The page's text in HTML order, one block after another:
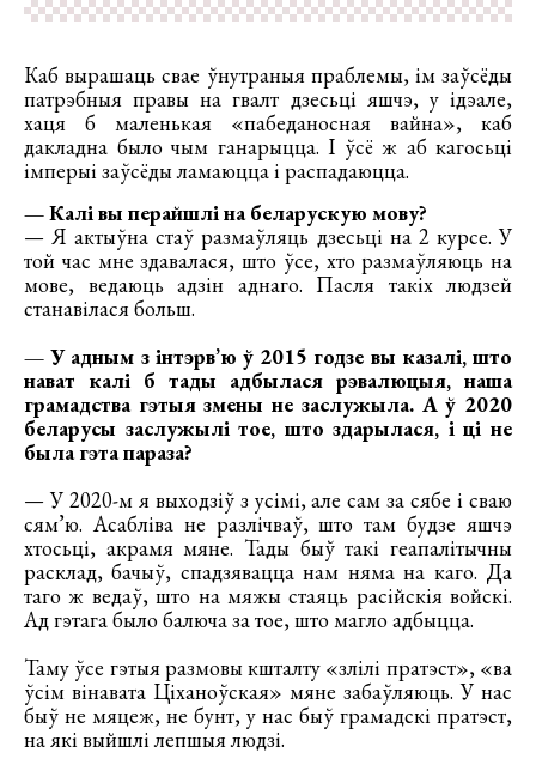
Каб вырашаць свае ўнутраныя праблемы, ім заўсёды
патрэбныя правы на гвалт дзесьці яшчэ, у ідэале,
хаця б маленькая «пабеданосная вайна», каб
дакладна было чым ганарыцца. І ўсё ж аб кагосьці
імперыі заўсёды ламаюцца і распадаюцца.
— Калі вы перайшлі на беларускую мову?
— Я актыўна стаў размаўляць дзесьці на 2 курсе. У
той час мне здавалася, што ўсе, хто размаўляюць на
мове, ведаюць адзін аднаго. Пасля такіх людзей
станавілася больш.
— У адным з інтэрв’ю ў 2015 годзе вы казалі, што
нават калі б тады адбылася рэвалюцыя, наша
грамадства гэтыя змены не заслужыла. А ў 2020
беларусы заслужылі тое, што здарылася, і ці не
была гэта параза?
— У 2020-м я выходзіў з усімі, але сам за сябе і сваю
сям’ю. Асабліва не разлічваў, што там будзе яшчэ
хтосьці, акрамя мяне. Тады быў такі геапалітычны
расклад, бачыў, спадзявацца нам няма на каго. Да
таго ж ведаў, што на мяжы стаяць расійскія войскі.
Ад гэтага было балюча за тое, што магло адбыцца.
Таму ўсе гэтыя размовы кшталту «злілі пратэст», «ва
ўсім вінавата Ціханоўская» мяне забаўляюць. У нас
быў не мяцеж, не бунт, у нас быў грамадскі пратэст,
на які выйшлі лепшыя людзі.